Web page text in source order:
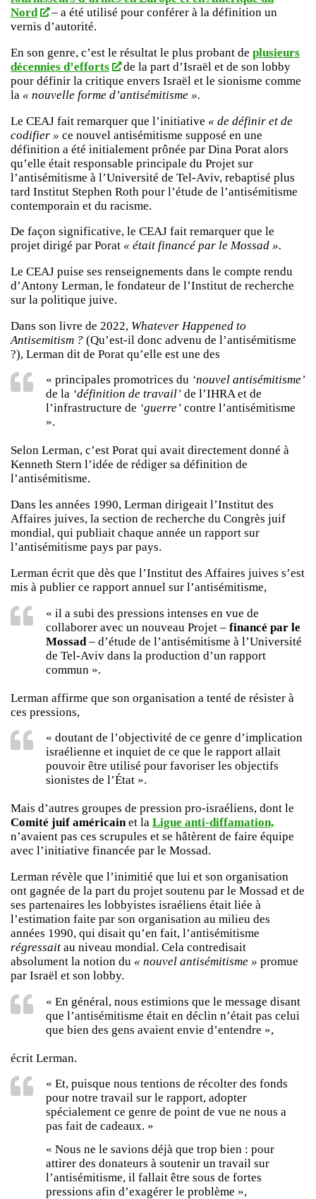
Nord
– a été utilisé pour conférer à la définition un
vernis d’autorité.
En son genre, c’est le résultat le plus probant de plusieurs
décennies d’efforts
de la part d’Israël et de son lobby
pour définir la critique envers Israël et le sionisme comme
la « nouvelle forme d’antisémitisme ».
Le CEAJ fait remarquer que l’initiative « de définir et de
codifier » ce nouvel antisémitisme supposé en une
définition a été initialement prônée par Dina Porat alors
qu’elle était responsable principale du Projet sur
l’antisémitisme à l’Université de Tel-Aviv, rebaptisé plus
tard Institut Stephen Roth pour l’étude de l’antisémitisme
contemporain et du racisme.
De façon significative, le CEAJ fait remarquer que le
projet dirigé par Porat « était financé par le Mossad ».
Le CEAJ puise ses renseignements dans le compte rendu
d’Antony Lerman, le fondateur de l’Institut de recherche
sur la politique juive.
Dans son livre de 2022, Whatever Happened to
Antisemitism ? (Qu’est-il donc advenu de l’antisémitisme
?), Lerman dit de Porat qu’elle est une des
« principales promotrices du ‘nouvel antisémitisme’
de la ‘définition de travail’ de l’IHRA et de
l’infrastructure de ‘guerre’ contre l’antisémitisme
».
Selon Lerman, c’est Porat qui avait directement donné à
Kenneth Stern l’idée de rédiger sa définition de
l’antisémitisme.
Dans les années 1990, Lerman dirigeait l’Institut des
Affaires juives, la section de recherche du Congrès juif
mondial, qui publiait chaque année un rapport sur
l’antisémitisme pays par pays.
Lerman écrit que dès que l’Institut des Affaires juives s’est
mis à publier ce rapport annuel sur l’antisémitisme,
« il a subi des pressions intenses en vue de
collaborer avec un nouveau Projet – financé par le
Mossad – d’étude de l’antisémitisme à l’Université
de Tel-Aviv dans la production d’un rapport
commun ».
Lerman affirme que son organisation a tenté de résister à
ces pressions,
« doutant de l’objectivité de ce genre d’implication
israélienne et inquiet de ce que le rapport allait
pouvoir être utilisé pour favoriser les objectifs
sionistes de l’État ».
Mais d’autres groupes de pression pro-israéliens, dont le
Comité juif américainet la Ligue anti-diffamation,
n’avaient pas ces scrupules et se hâtèrent de faire équipe
avec l’initiative financée par le Mossad.
Lerman révèle que l’inimitié que lui et son organisation
ont gagnée de la part du projet soutenu par le Mossad et de
ses partenaires les lobbyistes israéliens était liée à
l’estimation faite par son organisation au milieu des
années 1990, qui disait qu’en fait, l’antisémitisme
régressait au niveau mondial. Cela contredisait
absolument la notion du « nouvel antisémitisme » promue
par Israël et son lobby.
« En général, nous estimions que le message disant
que l’antisémitisme était en déclin n’était pas celui
que bien des gens avaient envie d’entendre »,
écrit Lerman.
« Et, puisque nous tentions de récolter des fonds
pour notre travail sur le rapport, adopter
spécialement ce genre de point de vue ne nous a
pas fait de cadeaux. »
« Nous ne le savions déjà que trop bien : pour
attirer des donateurs à soutenir un travail sur
l’antisémitisme, il fallait être sous de fortes
pressions afin d’exagérer le problème »,